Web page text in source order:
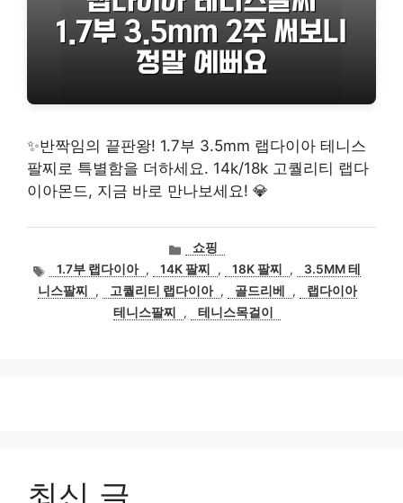
✨반짝임의 끝판왕! 1.7부 3.5mm 랩다이아 테니스
팔찌로 특별함을 더하세요. 14k/18k 고퀄리티 랩다
이아몬드, 지금 바로 만나보세요! 💎
카
테
고
리
쇼핑
태
그
1.7부 랩다이아 , 14K 팔찌 , 18K 팔찌 ,
3.5MM 테
니스팔찌
, 고퀄리티 랩다이아 , 골드리베 ,
랩다이아
테니스팔찌
, 테니스목걸이
최신 글